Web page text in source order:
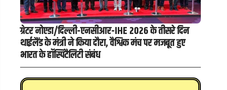
ग्रेटर नोएडा/दिल्ली-एनसीआर-IHE 2026 के तीसरे दिन
थाईलैंड के मंत्री ने किया दौरा, वैश्विक मंच पर मजबूत हुए
भारत के हॉस्पिटैलिटी संबंध